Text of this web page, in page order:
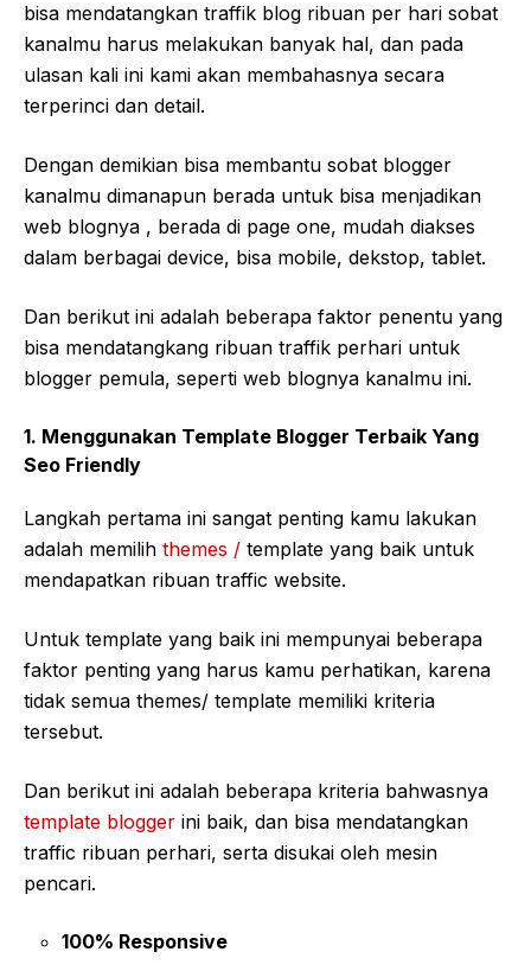
bisa mendatangkan traffik blog ribuan per hari sobat
kanalmu harus melakukan banyak hal, dan pada
ulasan kali ini kami akan membahasnya secara
terperinci dan detail.
Dengan demikian bisa membantu sobat blogger
kanalmu dimanapun berada untuk bisa menjadikan
web blognya , berada di page one, mudah diakses
dalam berbagai device, bisa mobile, dekstop, tablet.
Dan berikut ini adalah beberapa faktor penentu yang
bisa mendatangkang ribuan traffik perhari untuk
blogger pemula, seperti web blognya kanalmu ini.
1. Menggunakan Template Blogger Terbaik Yang
Seo Friendly
Langkah pertama ini sangat penting kamu lakukan
adalah memilih themes / template yang baik untuk
mendapatkan ribuan traffic website.
Untuk template yang baik ini mempunyai beberapa
faktor penting yang harus kamu perhatikan, karena
tidak semua themes/ template memiliki kriteria
tersebut.
Dan berikut ini adalah beberapa kriteria bahwasnya
template blogger ini baik, dan bisa mendatangkan
traffic ribuan perhari, serta disukai oleh mesin
pencari.
100% Responsive